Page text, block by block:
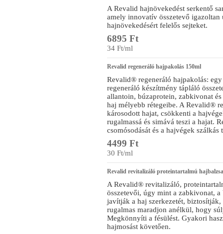
A Revalid hajnövekedést serkentő
amely innovatív összetevő igazoltan
hajnövekedésért felelős sejteket.
6895 Ft
34 Ft/ml
Revalid regeneráló hajpakolás 150ml
Revalid® regeneráló hajpakolás:
regeneráló készítmény tápláló
allantoin, búzaprotein, zabkivonat
haj mélyebb rétegeibe. A Revalid®
károsodott hajat, csökkenti a
rugalmassá és simává teszi a hajat.
csomósodását és a hajvégek szálkás
4499 Ft
30 Ft/ml
Revalid revitalizáló proteintartalmú
A Revalid® revitalizáló,
összetevői, úgy mint a zabkivonat, a
javítják a haj szerkezetét,
rugalmas maradjon anélkül, hogy
Megkönnyíti a fésülést. Gyakori
hajmosást követően.